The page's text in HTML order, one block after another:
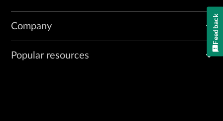
Company
Popular resources
Feedback